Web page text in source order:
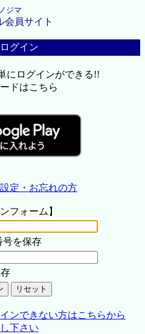
ノジマ
会員サイト
グイン
にログインができる!!
ドはこちら
定・お忘れの方
フォーム】
号を保存
ンできない方はこちらから
下さい